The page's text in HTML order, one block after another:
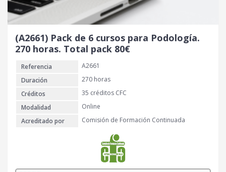
(A2661) Pack de 6 cursos para Podología.
270 horas. Total pack 80€
Referencia
A2661
Duración
270 horas
Créditos
35 créditos CFC
Modalidad
Online
Acreditado por
Comisión de Formación Continuada